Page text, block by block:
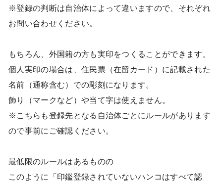
※登録の判断は自治体によって違いますので、それぞれ
お問い合わせください。
もちろん、外国籍の方も実印をつくることができます。
個人実印の場合は、住民票（在留カード）に記載された
名前（通称含む）での彫刻になります。
飾り（マークなど）や当て字は使えません。
※こちらも登録先となる自治体ごとにルールがあります
ので事前にご確認ください。
最低限のルールはあるものの
このように「印鑑登録されていないハンコはすべて認